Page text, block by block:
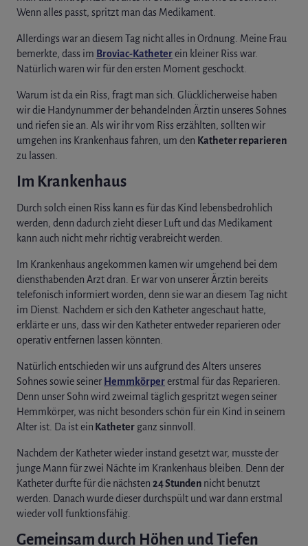
Wenn alles passt, spritzt man das Medikament.
Allerdings war an diesem Tag nicht alles in Ordnung. Meine Frau
bemerkte, dass im Broviac-Katheterein kleiner Riss war.
Natürlich waren wir für den ersten Moment geschockt.
Warum ist da ein Riss, fragt man sich. Glücklicherweise haben
wir die Handynummer der behandelnden Ärztin unseres Sohnes
und riefen sie an. Als wir ihr vom Riss erzählten, sollten wir
umgehen ins Krankenhaus fahren, um den Katheter reparieren
zu lassen.
Im Krankenhaus
Durch solch einen Riss kann es für das Kind lebensbedrohlich
werden, denn dadurch zieht dieser Luft und das Medikament
kann auch nicht mehr richtig verabreicht werden.
Im Krankenhaus angekommen kamen wir umgehend bei dem
diensthabenden Arzt dran. Er war von unserer Ärztin bereits
telefonisch informiert worden, denn sie war an diesem Tag nicht
im Dienst. Nachdem er sich den Katheter angeschaut hatte,
erklärte er uns, dass wir den Katheter entweder reparieren oder
operativ entfernen lassen könnten.
Natürlich entschieden wir uns aufgrund des Alters unseres
Sohnes sowie seiner Hemmkörpererstmal für das Reparieren.
Denn unser Sohn wird zweimal täglich gespritzt wegen seiner
Hemmkörper, was nicht besonders schön für ein Kind in seinem
Alter ist. Da ist ein Katheter ganz sinnvoll.
Nachdem der Katheter wieder instand gesetzt war, musste der
junge Mann für zwei Nächte im Krankenhaus bleiben. Denn der
Katheter durfte für die nächsten 24 Stunden nicht benutzt
werden. Danach wurde dieser durchspült und war dann erstmal
wieder voll funktionsfähig.
Gemeinsam durch Höhen und Tiefen